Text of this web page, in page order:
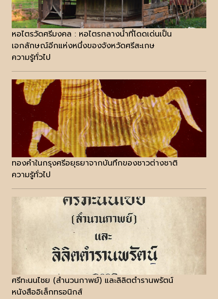
หอไตรวัดศรีมงคล : หอไตรกลางน้ำที่โดดเด่นเป็น
เอกลักษณ์อีกแห่งหนึ่งของจังหวัดศรีสะเกษ
ความรู้ทั่วไป
ทองคำในกรุงศรีอยุธยาจากบันทึกของชาวต่างชาติ
ความรู้ทั่วไป
ศรีทะนนไชย (สำนวนกาพย์) และลิลิตตำรานพรัตน์
หนังสืออิเล็กทรอนิกส์